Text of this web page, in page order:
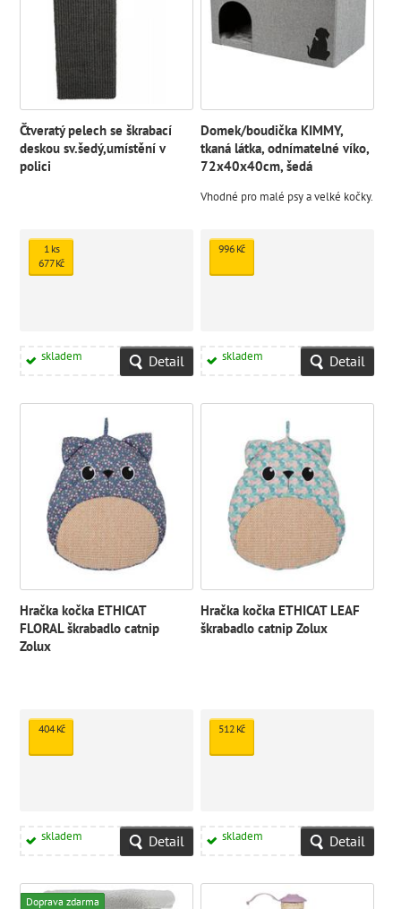
Čtveratý pelech se škrabací
deskou sv.šedý,umístění v
polici
1 ks
677 Kč
skladem Detail
Domek/boudička KIMMY,
tkaná látka, odnímatelné víko,
72x40x40cm, šedá
Vhodné pro malé psy a velké kočky.
996 Kč
skladem Detail
Hračka kočka ETHICAT
FLORAL škrabadlo catnip
Zolux
404 Kč
skladem Detail
Hračka kočka ETHICAT LEAF
škrabadlo catnip Zolux
512 Kč
skladem Detail
Doprava zdarma